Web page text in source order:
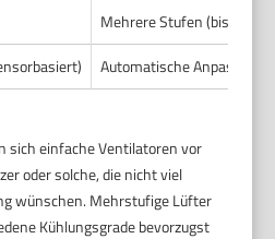
Mehrere Stufen (bis 5)
Automatische Anpassung
sich einfache Ventilatoren vor
oder solche, die nicht viel
wünschen. Mehrstufige Lüfter
Kühlungsgrade bevorzugst